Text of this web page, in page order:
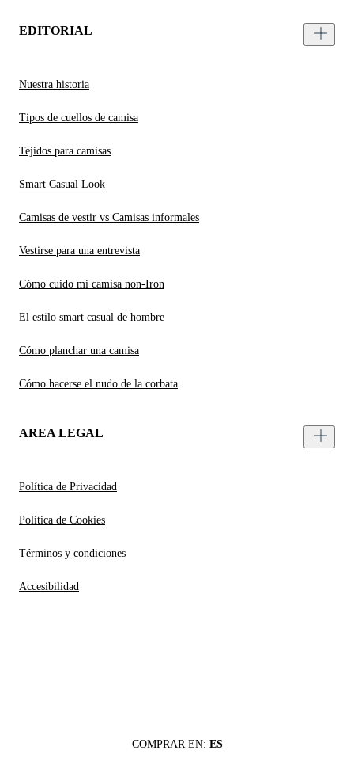
EDITORIAL
Nuestra historia
Tipos de cuellos de camisa
Tejidos para camisas
Smart Casual Look
Camisas de vestir vs Camisas informales
Vestirse para una entrevista
Cómo cuido mi camisa non-Iron
El estilo smart casual de hombre
Cómo planchar una camisa
Cómo hacerse el nudo de la corbata
AREA LEGAL
Política de Privacidad
Política de Cookies
Términos y condiciones
Accesibilidad
COMPRAR EN: ES